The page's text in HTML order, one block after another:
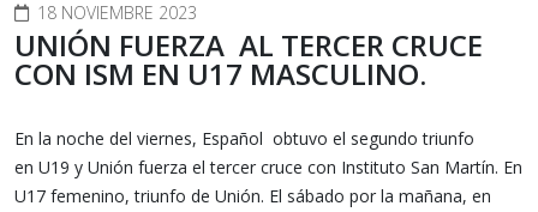
18 NOVIEMBRE 2023
UNIÓN FUERZA AL TERCER CRUCE
CON ISM EN U17 MASCULINO.
En la noche del viernes, Español obtuvo el segundo triunfo
en U19 y Unión fuerza el tercer cruce con Instituto San Martín. En
U17 femenino, triunfo de Unión. El sábado por la mañana, en